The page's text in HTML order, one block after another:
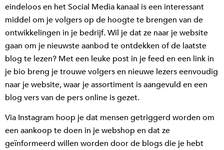
eindeloos en het Social Media kanaal is een interessant
middel om je volgers op de hoogte te brengen van de
ontwikkelingen in je bedrijf. Wil je dat ze naar je website
gaan om je nieuwste aanbod te ontdekken of de laatste
blog te lezen? Met een leuke post in je feed en een link in
je bio breng je trouwe volgers en nieuwe lezers eenvoudig
naar je website, waar je assortiment is aangevuld en een
blog vers van de pers online is gezet.
Via Instagram hoop je dat mensen getriggerd worden om
een aankoop te doen in je webshop en dat ze
geïnformeerd willen worden door de blogs die je hebt